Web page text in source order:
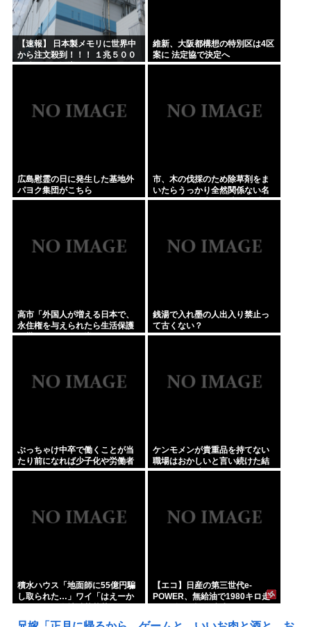
【速報】 日本製メモリに世界中
から注文殺到！！！ １兆５００
０億円で工場増築へ
維新、大阪都構想の特別区は4区
案に 法定協で決定へ
広島慰霊の日に発生した基地外
パヨク集団がこちら
市、木の伐採のため除草剤をま
いたらうっかり全然関係ない名
物イチョウ並木道54本を全滅さ
高市「外国人が増える日本で、
永住権を与えられたら生活保護
を貰うなんて人が増えては困
銭湯で入れ墨の人出入り禁止っ
て古くない？
ぶっちゃけ中卒で働くことが当
たり前になれば少子化や労働者
不足問題は改善するよな
ケンモメンが貴重品を持てない
職場はおかしいと言い続けた結
果 ルールが変わり始めた件
積水ハウス「地面師に55億円騙
し取られた…」ワイ「はえーか
ぁ」
【エコ】日産の第三世代e-
POWER、無給油で1980キロ走